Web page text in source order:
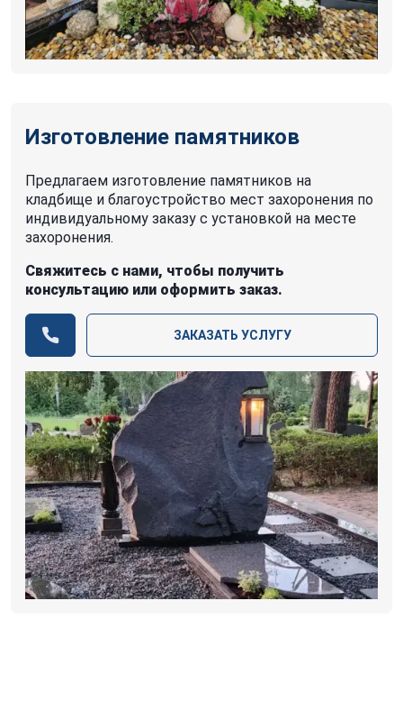
Изготовление памятников
Предлагаем изготовление памятников на
кладбище и благоустройство мест захоронения по
индивидуальному заказу с установкой на месте
захоронения.
Свяжитесь с нами, чтобы получить
консультацию или оформить заказ.
ЗАКАЗАТЬ УСЛУГУ